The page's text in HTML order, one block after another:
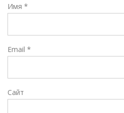
Имя *
Email *
Сайт